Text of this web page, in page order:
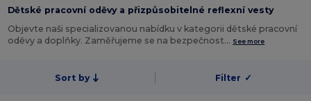
Dětské pracovní oděvy a přizpůsobitelné reflexní vesty
Objevte naši specializovanou nabídku v kategorii dětské pracovní
oděvy a doplňky. Zaměřujeme se na bezpečnost… See more
Sort by Filter ✓